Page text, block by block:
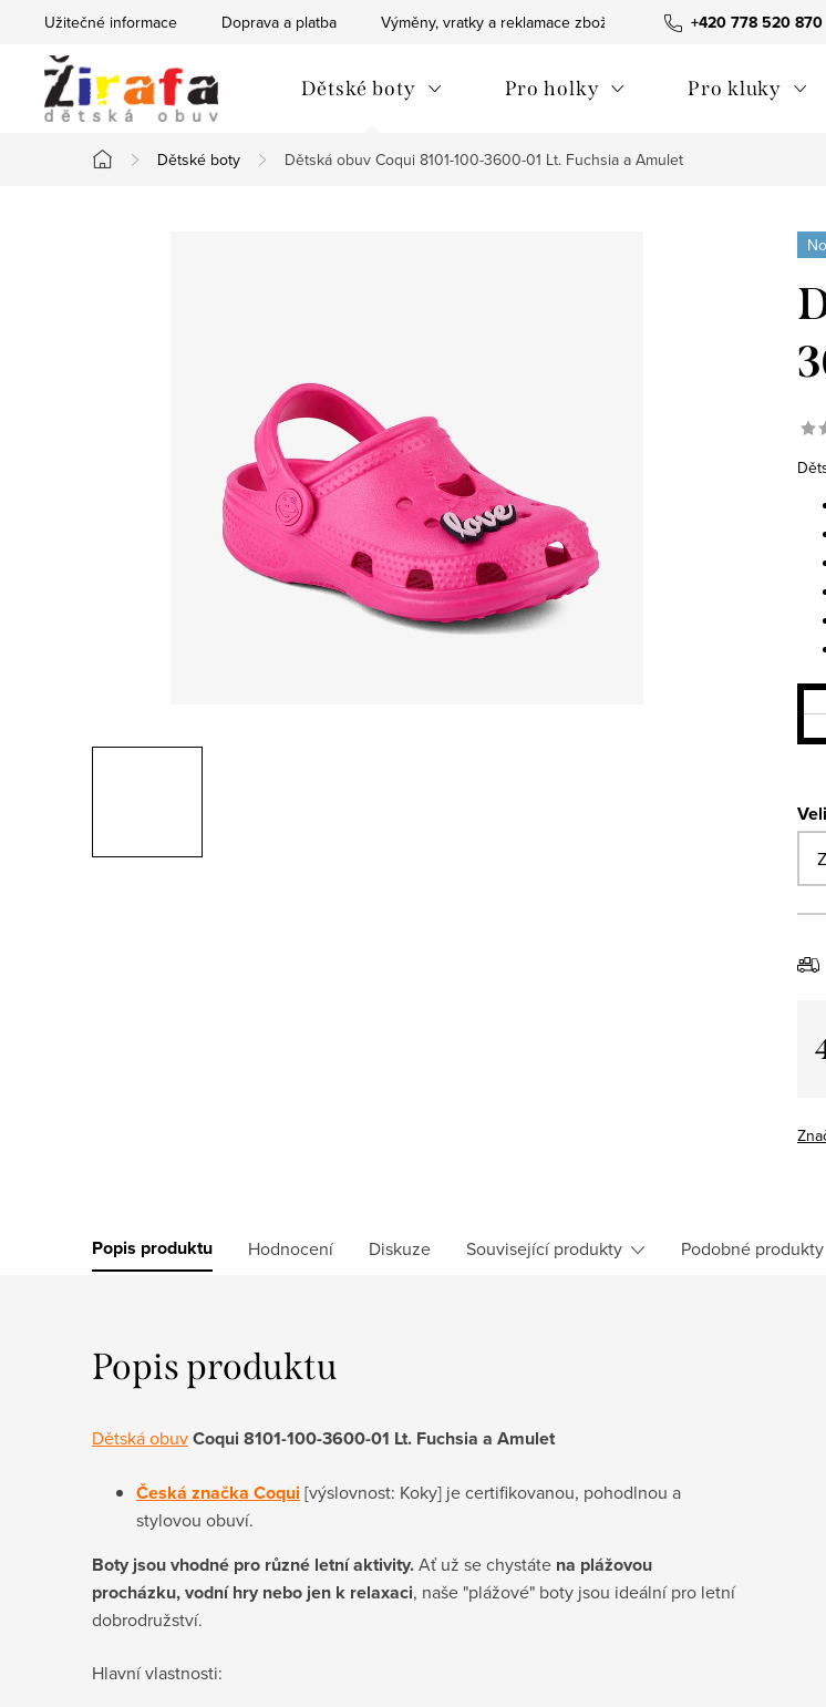
obsah
+420 778 520 870
Užitečné informace Doprava a platba Výměny, vratky a reklamace zboží Obchodní podmínky
Dětské boty Pro holky Pro kluky
Domů
Dětské boty Dětská obuv Coqui 8101-100-3600-01 Lt. Fuchsia a Amulet
Popis produktu Hodnocení Diskuze Související produkty Podobné produkty
Popis produktu
Dětská obuvCoqui 8101-100-3600-01 Lt. Fuchsia a Amulet
Česká značka Coqui [výslovnost: Koky] je certifikovanou, pohodlnou a
stylovou obuví.
Boty jsou vhodné pro různé letní aktivity.Ať už se chystáte na plážovou
procházku, vodní hry nebo jen k relaxaci, naše "plážové" boty jsou ideální pro letní
dobrodružství.
Hlavní vlastnosti: